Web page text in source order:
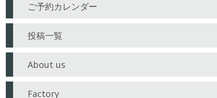
ご予約カレンダー
投稿一覧
About us
Factory